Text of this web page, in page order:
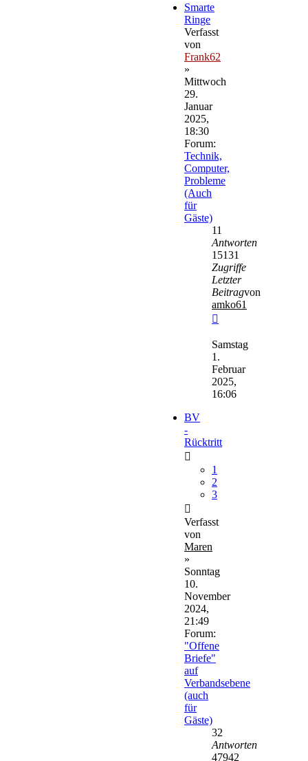
Smarte
Ringe
Verfasst
von
Frank62
»
Mittwoch
29.
Januar
2025,
18:30
Forum:
Technik,
Computer,
Probleme
(Auch
für
Gäste)
11
Antworten
15131
Zugriffe
Letzter
Beitragvon
amko61
Beitrag
Samstag
1.
Februar
2025,
16:06
BV
-
Rücktritt
1
2
3
Verfasst
von
Maren
»
Sonntag
10.
November
2024,
21:49
Forum:
"Offene
Briefe"
auf
Verbandsebene
(auch
für
Gäste)
32
Antworten
47942